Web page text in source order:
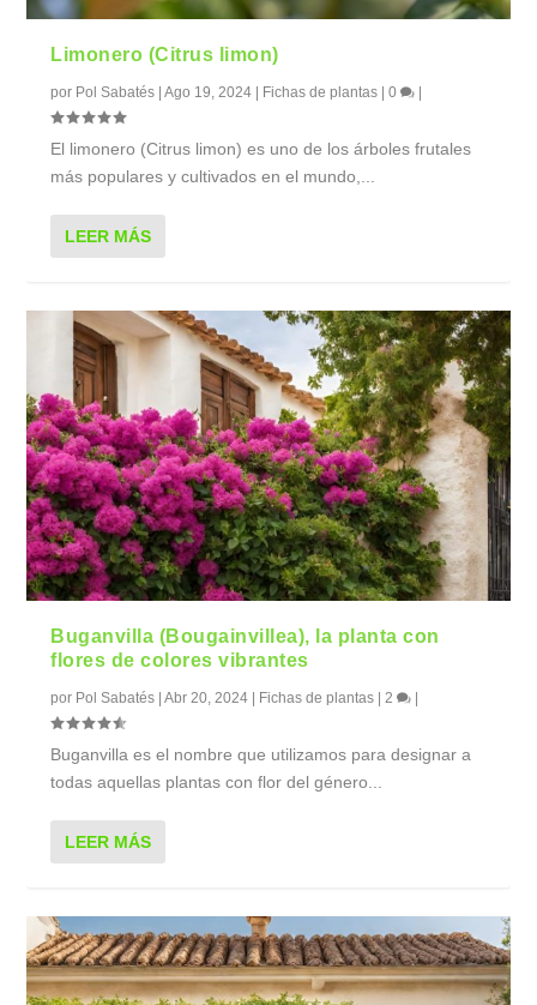
Limonero (Citrus limon)
por Pol Sabatés |Ago 19, 2024 Fichas de plantas |0
El limonero (Citrus limon) es uno de los árboles frutales
más populares y cultivados en el mundo,...
LEER MÁS
Buganvilla (Bougainvillea), la planta con
flores de colores vibrantes
por Pol Sabatés |Abr 20, 2024 Fichas de plantas |2
Buganvilla es el nombre que utilizamos para designar a
todas aquellas plantas con flor del género...
LEER MÁS